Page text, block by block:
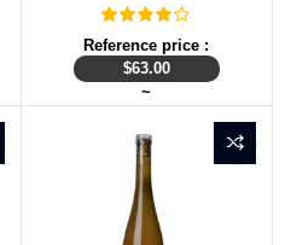
Reference price :
$63.00
~